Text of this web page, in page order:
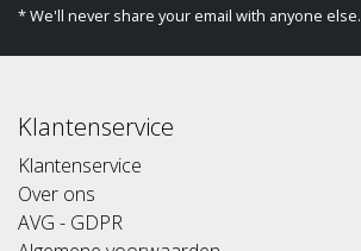
* We'll never share your email with anyone else.
Klantenservice
Klantenservice
Over ons
AVG - GDPR